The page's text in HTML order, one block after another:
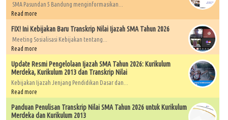
SMA Pasundan 5 Bandung menginformasikan...
Read more
FIX! Ini Kebijakan Baru Transkrip Nilai Ijazah SMA Tahun 2026
Meeting Sosialisasi Kebijakan tentang...
Read more
Update Resmi Pengelolaan Ijazah SMA Tahun 2026: Kurikulum
Merdeka, Kurikulum 2013 dan Transkrip Nilai
Kebijakan Ijazah Jenjang Pendidikan Dasar dan...
Read more
Panduan Penulisan Transkrip Nilai SMA Tahun 2026 untuk Kurikulum
Merdeka dan Kurikulum 2013